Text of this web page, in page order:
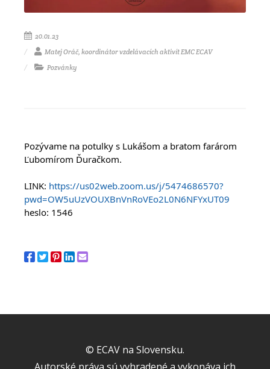
20.01.23
Matej Oráč, koordinátor vzdelávacích aktivít EMC ECAV
Pozvánky
Pozývame na potulky s Lukášom a bratom farárom
Ľubomírom Ďuračkom.
LINK: https://us02web.zoom.us/j/5474686570?
pwd=OW5uUzVOUXBnVnRoVEo2L0N6NFYxUT09
heslo: 1546
© ECAV na Slovensku.